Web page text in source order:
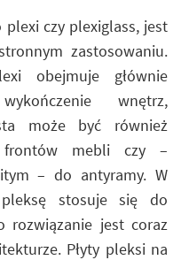
czy plexiglass, jest
zastosowaniu.
obejmuje głównie
wnętrz,
może być również
frontów mebli czy –
– do antyramy. W
pleksę stosuje się do
rozwiązanie jest coraz
Płyty pleksi na